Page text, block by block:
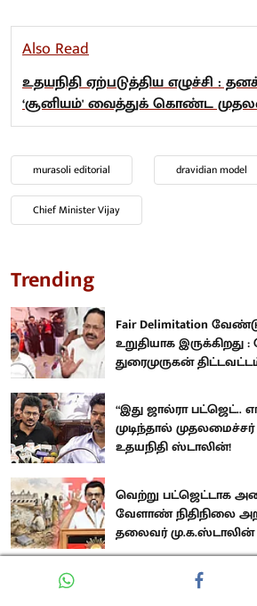
Also Read
உதயநிதி ஏற்படுத்திய எழுச்சி :
‘சூனியம்' வைத்துக் கொண்ட
murasoli editorial dravidian model
Chief Minister Vijay
Trending
Fair Delimitation
உறுதியாக
துரைமுருகன்
“இது ஜால்ரா பட்ஜெட்..
முடிந்தால்
உதயநிதி ஸ்டாலின்!
வெற்று பட்ஜெட்டாக
வேளாண் நிதிநிலை
தலைவர் மு.க.ஸ்டாலின்